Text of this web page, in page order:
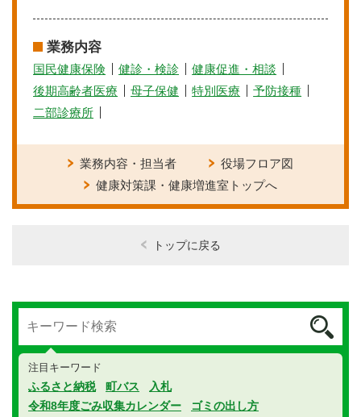
業務内容
国民健康保険 健診・検診
健康促進・相談
後期高齢者医療
母子保健 特別医療
予防接種
二部診療所
業務内容・担当者
役場フロア図
健康対策課・健康増進室トップへ
トップに戻る
注目キーワード
ふるさと納税 町バス
入札
令和8年度ごみ収集カレンダー
ゴミの出し方